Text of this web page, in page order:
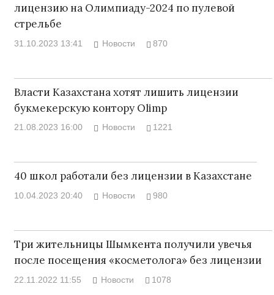
лицензию на Олимпиаду-2024 по пулевой
стрельбе
31.10.2023 13:41 Новости 870
Власти Казахстана хотят лишить лицензии
букмекерскую контору Olimp
21.08.2023 16:00 Новости 1221
40 школ работали без лицензии в Казахстане
10.04.2023 20:40 Новости 980
Три жительницы Шымкента получили увечья
после посещения «косметолога» без лицензии
22.11.2022 11:55 Новости 1078